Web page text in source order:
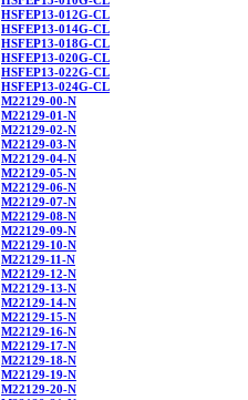
HSFEP13-012G-CL
HSFEP13-014G-CL
HSFEP13-018G-CL
HSFEP13-020G-CL
HSFEP13-022G-CL
HSFEP13-024G-CL
M22129-00-N
M22129-01-N
M22129-02-N
M22129-03-N
M22129-04-N
M22129-05-N
M22129-06-N
M22129-07-N
M22129-08-N
M22129-09-N
M22129-10-N
M22129-11-N
M22129-12-N
M22129-13-N
M22129-14-N
M22129-15-N
M22129-16-N
M22129-17-N
M22129-18-N
M22129-19-N
M22129-20-N